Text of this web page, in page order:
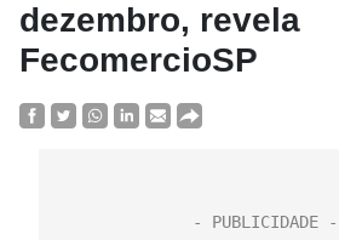
dezembro, revela
FecomercioSP